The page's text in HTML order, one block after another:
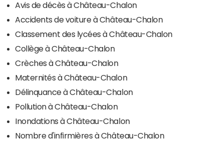
Avis de décès à Château-Chalon
Accidents de voiture à Château-Chalon
Classement des lycées à Château-Chalon
Collège à Château-Chalon
Crèches à Château-Chalon
Maternités à Château-Chalon
Délinquance à Château-Chalon
Pollution à Château-Chalon
Inondations à Château-Chalon
Nombre d'infirmières à Château-Chalon